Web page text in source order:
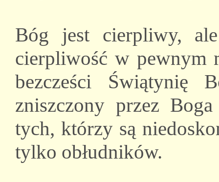
Bóg jest cierpliwy,
cierpliwość w pewnym
bezcześci Świątynię
zniszczony przez
tych, którzy są
tylko obłudników.